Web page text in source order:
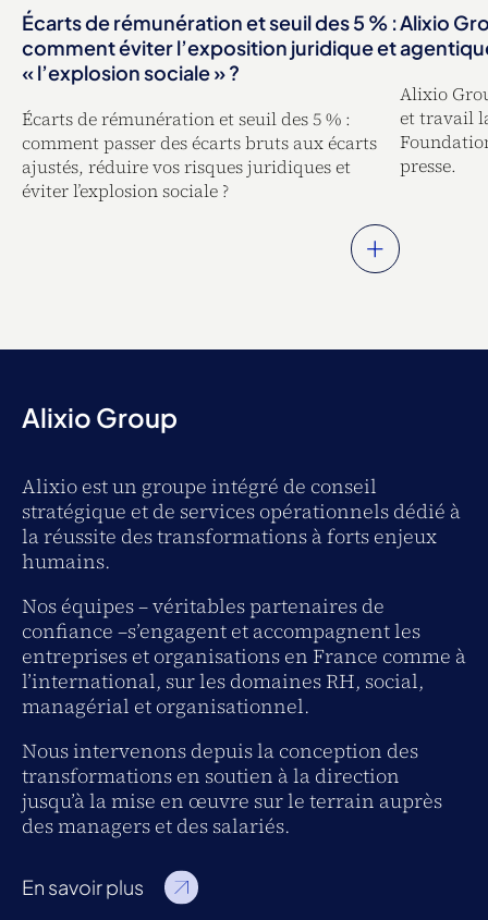
Écarts de rémunération et seuil des 5 % :
comment éviter l’exposition juridique et
« l’explosion sociale » ?
Écarts de rémunération et seuil des 5 % :
comment passer des écarts bruts aux écarts
ajustés, réduire vos risques juridiques et
éviter l’explosion sociale ?
+
Alixio
Alixio
et travail
presse.
Alixio Group
Alixio est un groupe intégré de conseil
stratégique et de services opérationnels dédié à
la réussite des transformations à forts enjeux
humains.
Nos équipes – véritables partenaires de
confiance –s’engagent et accompagnent les
entreprises et organisations en France comme à
l’international, sur les domaines RH, social,
managérial et organisationnel.
Nous intervenons depuis la conception des
transformations en soutien à la direction
jusqu’à la mise en œuvre sur le terrain auprès
des managers et des salariés.
En savoir plus